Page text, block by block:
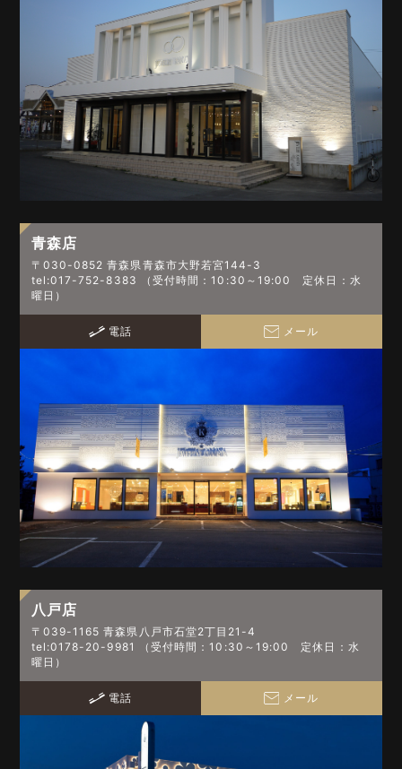
青森店
〒030-0852 青森県青森市大野若宮144-3
tel:017-752-8383 （受付時間：10:30～19:00 定休日：水
曜日）
電話 メール
八戸店
〒039-1165 青森県八戸市石堂2丁目21-4
tel:0178-20-9981 （受付時間：10:30～19:00 定休日：水
曜日）
電話 メール